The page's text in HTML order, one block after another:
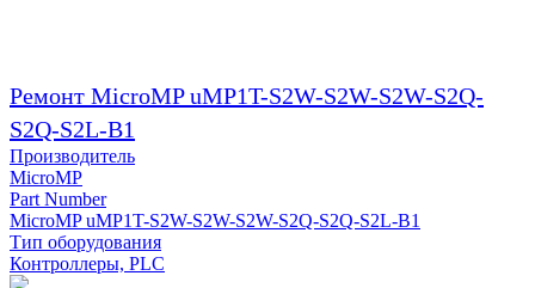
Ремонт MicroMP uMP1T-S2W-S2W-S2W-S2Q-
S2Q-S2L-B1
Производитель
MicroMP
Part Number
MicroMP uMP1T-S2W-S2W-S2W-S2Q-S2Q-S2L-B1
Тип оборудования
Контроллеры, PLC